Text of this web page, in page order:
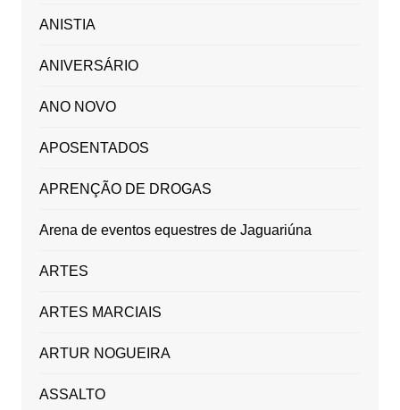
ANISTIA
ANIVERSÁRIO
ANO NOVO
APOSENTADOS
APRENÇÃO DE DROGAS
Arena de eventos equestres de Jaguariúna
ARTES
ARTES MARCIAIS
ARTUR NOGUEIRA
ASSALTO